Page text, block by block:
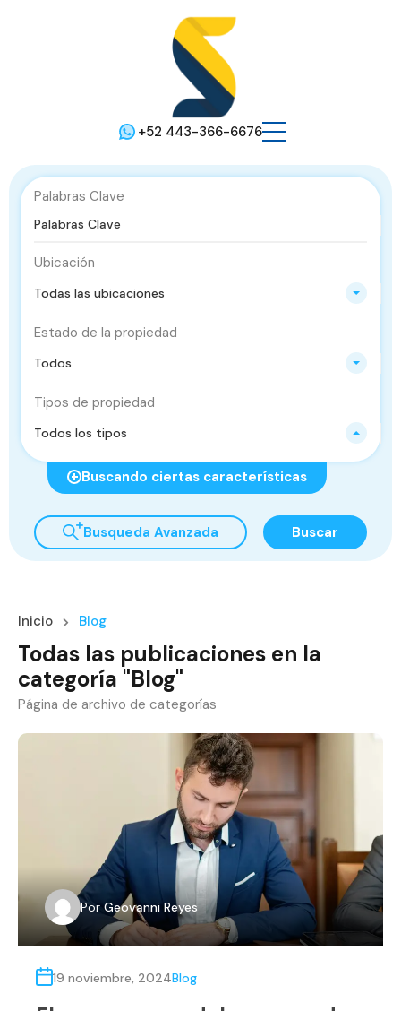
+52 443-366-6676
Palabras Clave
Ubicación
Todas las ubicaciones
Estado de la propiedad
Todos
Tipos de propiedad
Todos los tipos
Buscando ciertas características
Busqueda Avanzada Buscar
Inicio Blog
Todas las publicaciones en la
categoría "Blog"
Página de archivo de categorías
Por Geovanni Reyes
19 noviembre, 2024Blog